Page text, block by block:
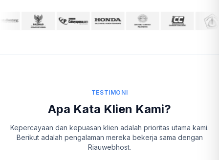
TESTIMONI
Apa Kata Klien Kami?
Kepercayaan dan kepuasan klien adalah prioritas utama kami.
Berikut adalah pengalaman mereka bekerja sama dengan
Riauwebhost.